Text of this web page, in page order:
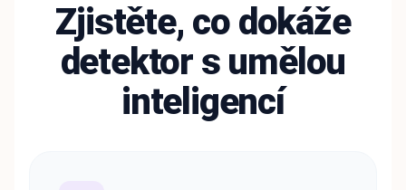
Zjistěte, co dokáže
detektor s umělou
inteligencí